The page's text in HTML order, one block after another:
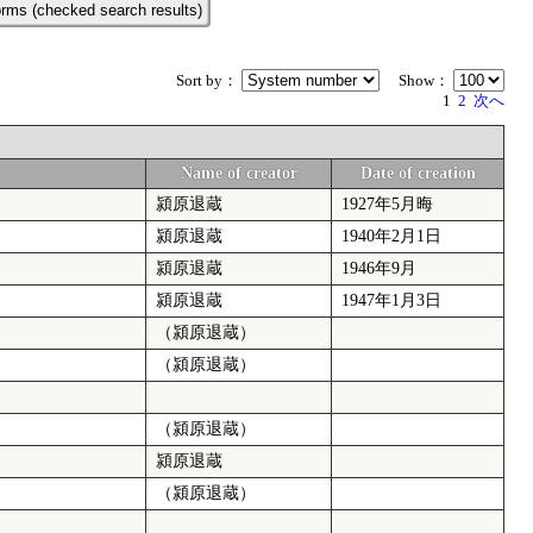
(checked search results)
Show：
Sort by：
1 2 次へ
Name of creator
Date of creation
潁原退蔵
1927年5月晦
潁原退蔵
1940年2月1日
潁原退蔵
1946年9月
潁原退蔵
1947年1月3日
（潁原退蔵）
（潁原退蔵）
（潁原退蔵）
潁原退蔵
（潁原退蔵）